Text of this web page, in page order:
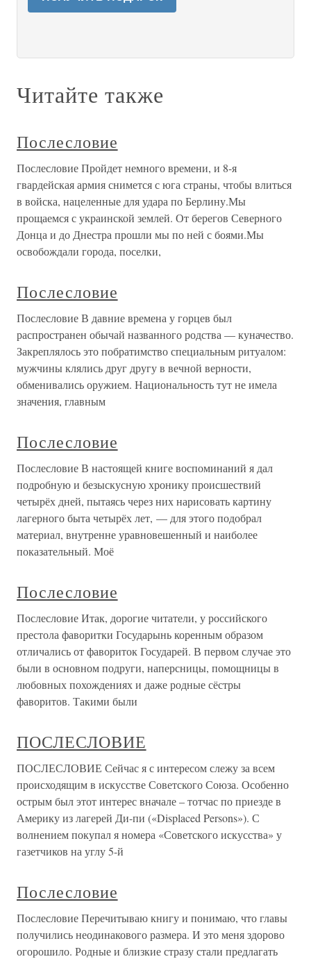
Читайте также
Послесловие
Послесловие Пройдет немного времени, и 8-я
гвардейская армия снимется с юга страны, чтобы влиться
в войска, нацеленные для удара по Берлину.Мы
прощаемся с украинской землей. От берегов Северного
Донца и до Днестра прошли мы по ней с боями.Мы
освобождали города, поселки,
Послесловие
Послесловие В давние времена у горцев был
распространен обычай названного родства — куначество.
Закреплялось это побратимство специальным ритуалом:
мужчины клялись друг другу в вечной верности,
обменивались оружием. Национальность тут не имела
значения, главным
Послесловие
Послесловие В настоящей книге воспоминаний я дал
подробную и безыскусную хронику происшествий
четырёх дней, пытаясь через них нарисовать картину
лагерного быта четырёх лет, — для этого подобрал
материал, внутренне уравновешенный и наиболее
показательный. Моё
Послесловие
Послесловие Итак, дорогие читатели, у российского
престола фаворитки Государынь коренным образом
отличались от фавориток Государей. В первом случае это
были в основном подруги, наперсницы, помощницы в
любовных похождениях и даже родные сёстры
фаворитов. Такими были
ПОСЛЕСЛОВИЕ
ПОСЛЕСЛОВИЕ Сейчас я с интересом слежу за всем
происходящим в искусстве Советского Союза. Особенно
острым был этот интерес вначале – тотчас по приезде в
Америку из лагерей Ди-пи («Displaced Persons»). С
волнением покупал я номера «Советского искусства» у
газетчиков на углу 5-й
Послесловие
Послесловие Перечитываю книгу и понимаю, что главы
получились неодинакового размера. И это меня здорово
огорошило. Родные и близкие стразу стали предлагать